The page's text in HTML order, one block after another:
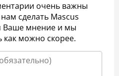
очень важны
сделать Mascus
Ваше мнение и мы
как можно скорее.